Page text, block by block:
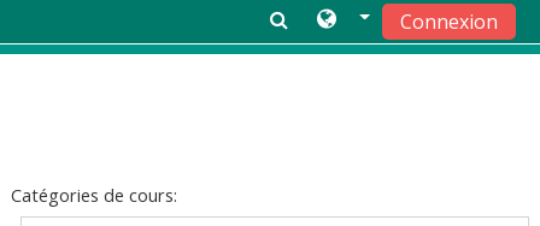
Connexion
Catégories de cours: